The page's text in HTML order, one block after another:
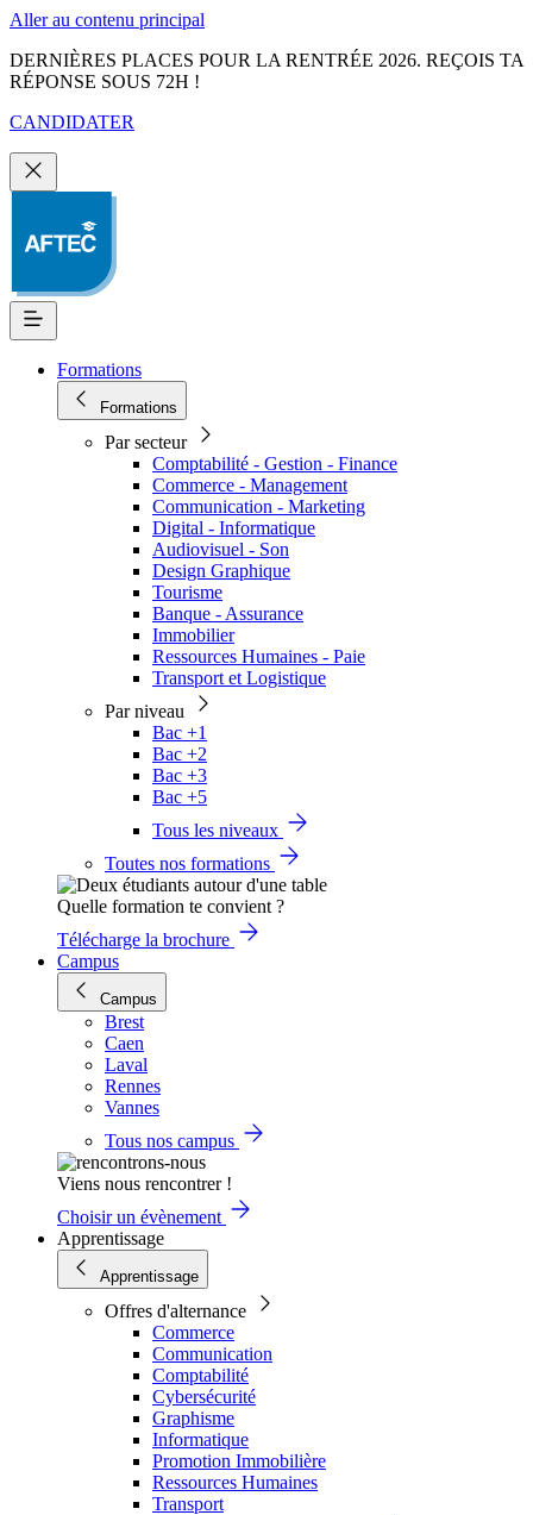
Aller au contenu principal
DERNIÈRES PLACES POUR LA RENTRÉE 2026. REÇOIS TA
RÉPONSE SOUS 72H !
CANDIDATER
Formations
Formations
Par secteur
Comptabilité - Gestion - Finance
Commerce - Management
Communication - Marketing
Digital - Informatique
Audiovisuel - Son
Design Graphique
Tourisme
Banque - Assurance
Immobilier
Ressources Humaines - Paie
Transport et Logistique
Par niveau
Bac +1
Bac +2
Bac +3
Bac +5
Tous les niveaux
Toutes nos formations
Quelle formation te convient ?
Télécharge la brochure
Campus
Campus
Brest
Caen
Laval
Rennes
Vannes
Tous nos campus
Viens nous rencontrer !
Choisir un évènement
Apprentissage
Apprentissage
Offres d'alternance
Commerce
Communication
Comptabilité
Cybersécurité
Graphisme
Informatique
Promotion Immobilière
Ressources Humaines
Transport